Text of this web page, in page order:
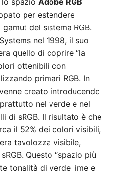
per estendere
del sistema RGB.
nel 1998, il suo
quello di coprire “la
ottenibili con
primari RGB. In
creato introducendo
nel verde e nel
di sRGB. Il risultato è che
il 52% dei colori visibili,
tavolozza visibile,
Questo “spazio più
tonalità di verde lime e